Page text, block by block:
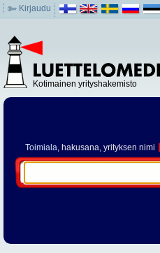
Kirjaudu
Kotimainen yrityshakemisto
Toimiala, hakusana, yrityksen nimi